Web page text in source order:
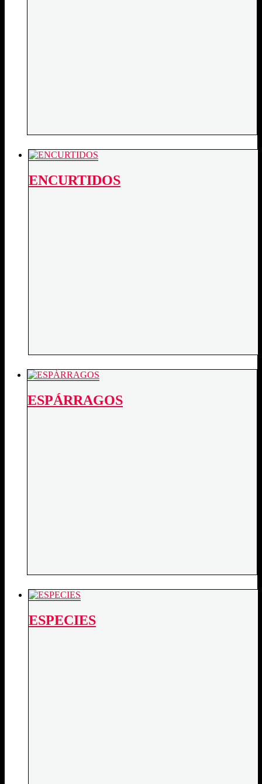
ENCURTIDOS
ESPÁRRAGOS
ESPECIES